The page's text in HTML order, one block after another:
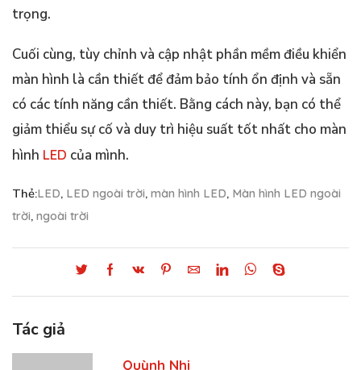
trọng.
Cuối cùng, tùy chỉnh và cập nhật phần mềm điều khiển
màn hình là cần thiết để đảm bảo tính ổn định và sẵn
có các tính năng cần thiết. Bằng cách này, bạn có thể
giảm thiểu sự cố và duy trì hiệu suất tốt nhất cho màn
hình LED của mình.
Thẻ:LED, LED ngoài trời, màn hình LED, Màn hình LED ngoài
trời, ngoài trời
Tác giả
Quỳnh Nhi